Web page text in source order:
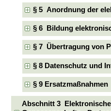
§ 5 Anordnung der
§ 6 Bildung
§ 7 Übertragung von
§ 8 Datenschutz und
§ 9 Ersatzmaßnahmen
Abschnitt 3